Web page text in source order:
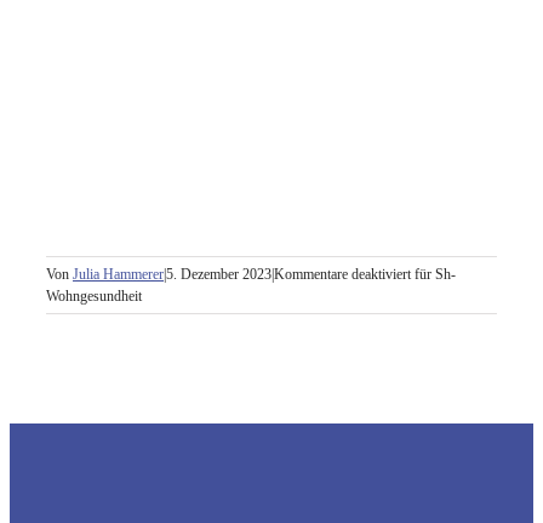
Von Julia Hammerer5. Dezember 2023Kommentare deaktiviertfür Sh-
Wohngesundheit